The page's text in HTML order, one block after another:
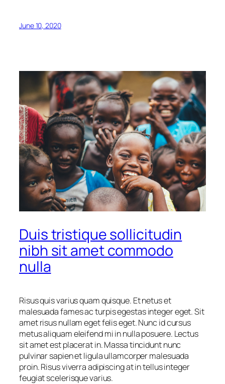
June 10, 2020
Duis tristique sollicitudin
nibh sit amet commodo
nulla
Risus quis varius quam quisque. Et netus et
malesuada fames ac turpis egestas integer eget. Sit
amet risus nullam eget felis eget. Nunc id cursus
metus aliquam eleifend mi in nulla posuere. Lectus
sit amet est placerat in. Massa tincidunt nunc
pulvinar sapien et ligula ullamcorper malesuada
proin. Risus viverra adipiscing at in tellus integer
feugiat scelerisque varius.